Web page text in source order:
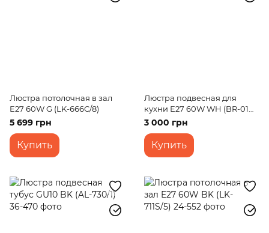
Люстра потолочная в зал
E27 60W G (LK-666C/8)
5 699 грн
Купить
Люстра подвесная для
кухни Е27 60W WH (BR-01
475S/1)
3 000 грн
Купить